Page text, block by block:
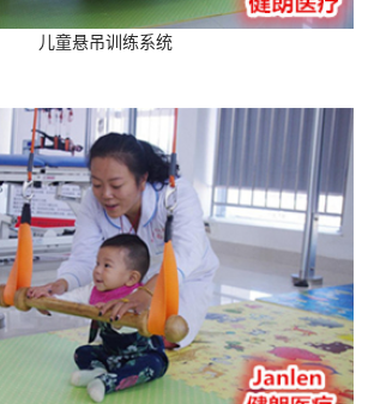
儿童悬吊训练系统